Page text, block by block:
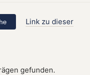
Link zu dieser
gefunden.